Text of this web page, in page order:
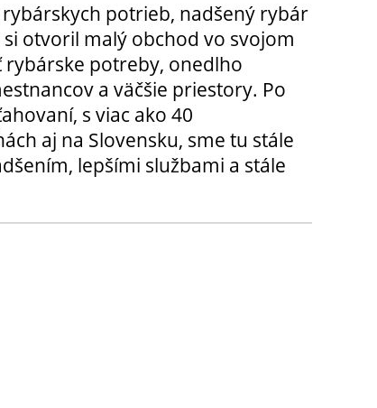
rybárskych potrieb, nadšený rybár
otvoril malý obchod vo svojom
rybárske potreby, onedlho
a väčšie priestory. Po
s viac ako 40
aj na Slovensku, sme tu stále
lepšími službami a stále